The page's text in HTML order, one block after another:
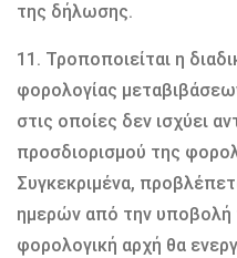
της δήλωσης.
11. Τροποποιείται η
φορολογίας
στις οποίες δεν ισχύει
προσδιορισμού της
Συγκεκριμένα,
ημερών από την υποβολή
φορολογική αρχή θα